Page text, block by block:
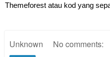
Themeforest atau kod yang
Unknown No comments: